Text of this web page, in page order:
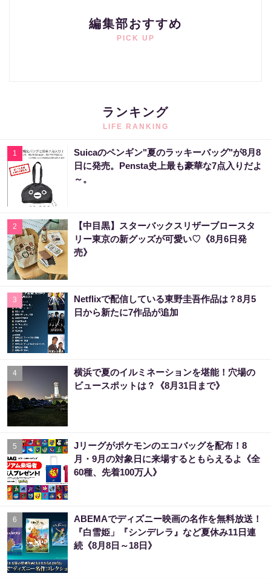
編集部おすすめ
PICK UP
ランキング
LIFE RANKING
1
Suicaのペンギン"夏のラッキーバッグ"が8月8
日に発売。Pensta史上最も豪華な7点入りだよ
～。
2
【中目黒】スターバックスリザーブロースタ
リー東京の新グッズが可愛い♡《8月6日発
売》
3
Netflixで配信している東野圭吾作品は？8月5
日から新たに7作品が追加
4
横浜で夏のイルミネーションを堪能！穴場の
ビュースポットは？《8月31日まで》
5
Jリーグがポケモンのエコバッグを配布！8
月・9月の対象日に来場するともらえるよ《全
60種、先着100万人》
6
ABEMAでディズニー映画の名作を無料放送！
『白雪姫」『シンデレラ』など夏休み11日連
続《8月8日～18日》